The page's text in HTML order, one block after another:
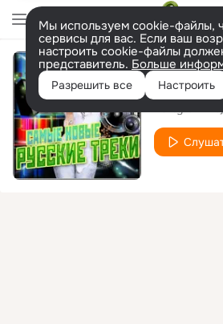
Мы используем cookie-файлы,
сервисы для вас. Если ваш
настроить cookie-файлы
представитель. Больше
Разрешить все Настроить